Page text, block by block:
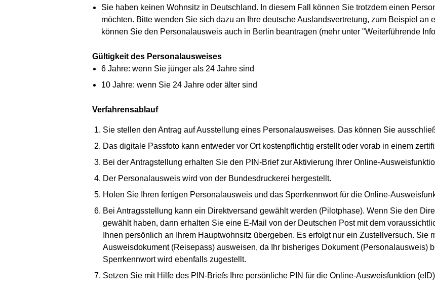
Sie haben keinen Wohnsitz in Deutschland. In diesem Fall können Sie trotzdem einen
möchten. Bitte wenden Sie sich dazu an Ihre deutsche Auslandsvertretung, zum Beispiel an
können Sie den Personalausweis auch in Berlin beantragen (mehr unter "Weiterführende
Gültigkeit des Personalausweises
6 Jahre: wenn Sie jünger als 24 Jahre sind
10 Jahre: wenn Sie 24 Jahre oder älter sind
Verfahrensablauf
Sie stellen den Antrag auf Ausstellung eines Personalausweises. Das können Sie
Das digitale Passfoto kann entweder vor Ort kostenpflichtig erstellt oder vorab in einem
Bei der Antragstellung erhalten Sie den PIN-Brief zur Aktivierung Ihrer Online-
Der Personalausweis wird von der Bundesdruckerei hergestellt.
Holen Sie Ihren fertigen Personalausweis und das Sperrkennwort für die Online-
Bei Antragsstellung kann ein Direktversand gewählt werden (Pilotphase). Wenn Sie den
gewählt haben, dann erhalten Sie eine E-Mail von der Deutschen Post mit dem
Ihnen persönlich an Ihrem Hauptwohnsitz übergeben. Es erfolgt nur ein Zustellversuch. Sie
Ausweisdokument (Reisepass) ausweisen, da Ihr bisheriges Dokument (Personalausweis)
Sperrkennwort wird ebenfalls zugestellt.
Setzen Sie mit Hilfe des PIN-Briefs Ihre persönliche PIN für die Online-Ausweisfunktion